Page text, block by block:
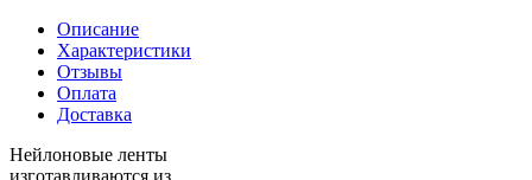
Описание
Характеристики
Отзывы
Оплата
Доставка
Нейлоновые ленты
изготавливаются из